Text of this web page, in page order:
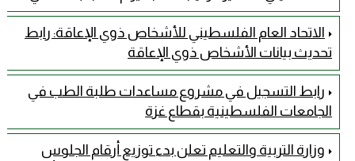
الاتحاد العام الفلسطيني للأشخاص ذوي الإعاقة: رابط
تحديث بيانات الأشخاص ذوي الإعاقة
رابط التسجيل في مشروع مساعدات طلبة الطب في
الجامعات الفلسطينية بقطاع غزة
وزارة التربية والتعليم تعلن بدء توزيع أرقام الجلوس